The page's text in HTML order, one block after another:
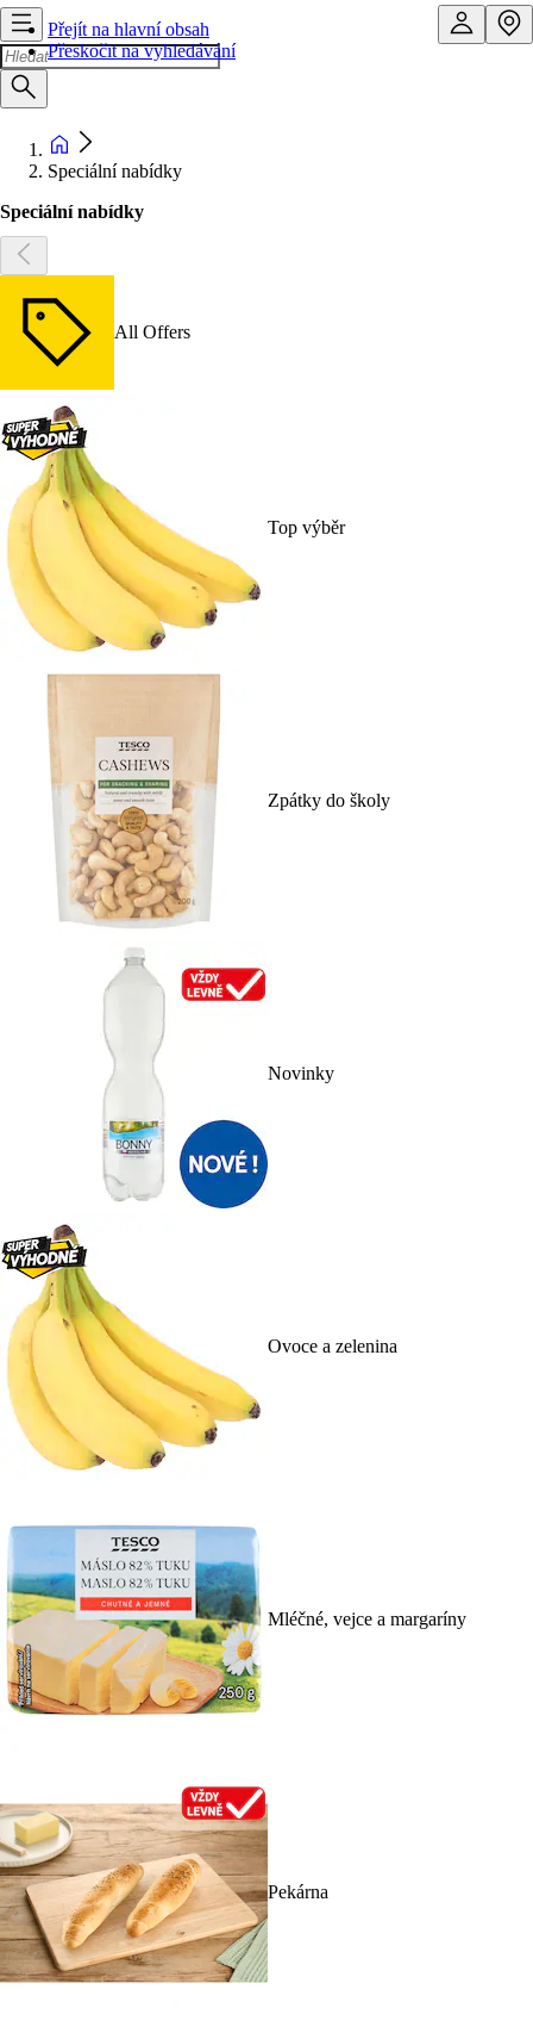
Přejít na hlavní obsah
Přeskočit na vyhledávání
Speciální nabídky
Speciální nabídky
All Offers
Top výběr
Zpátky do školy
Novinky
Ovoce a zelenina
Mléčné, vejce a margaríny
Pekárna